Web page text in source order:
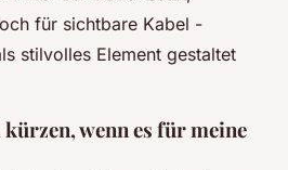
für sichtbare Kabel -
stilvolles Element gestaltet
wenn es für meine